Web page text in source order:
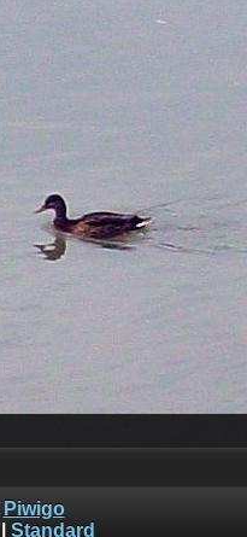
Piwigo
Standard